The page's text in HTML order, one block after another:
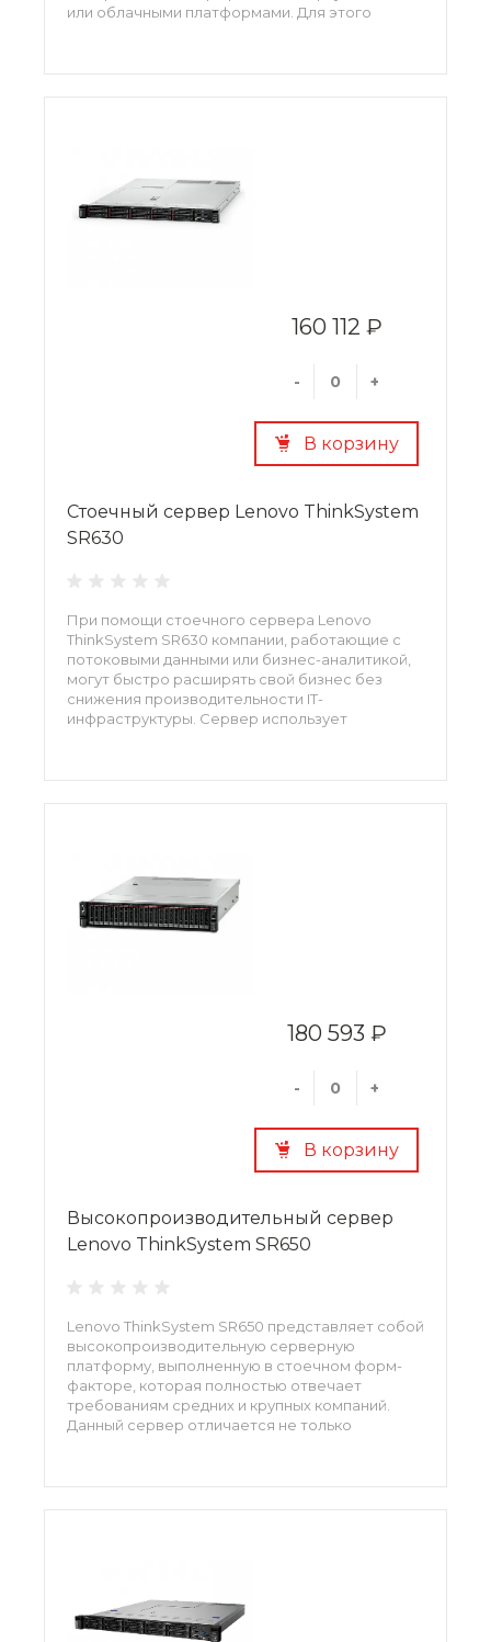
или облачными платформами. Для этого
160 112 ₽
- +
В корзину
Стоечный сервер Lenovo ThinkSystem
SR630
При помощи стоечного сервера Lenovo
ThinkSystem SR630 компании, работающие с
потоковыми данными или бизнес-аналитикой,
могут быстро расширять свой бизнес без
снижения производительности IT-
инфраструктуры. Сервер использует
180 593 ₽
- +
В корзину
Высокопроизводительный сервер
Lenovo ThinkSystem SR650
Lenovo ThinkSystem SR650 представляет собой
высокопроизводительную серверную
платформу, выполненную в стоечном форм-
факторе, которая полностью отвечает
требованиям средних и крупных компаний.
Данный сервер отличается не только